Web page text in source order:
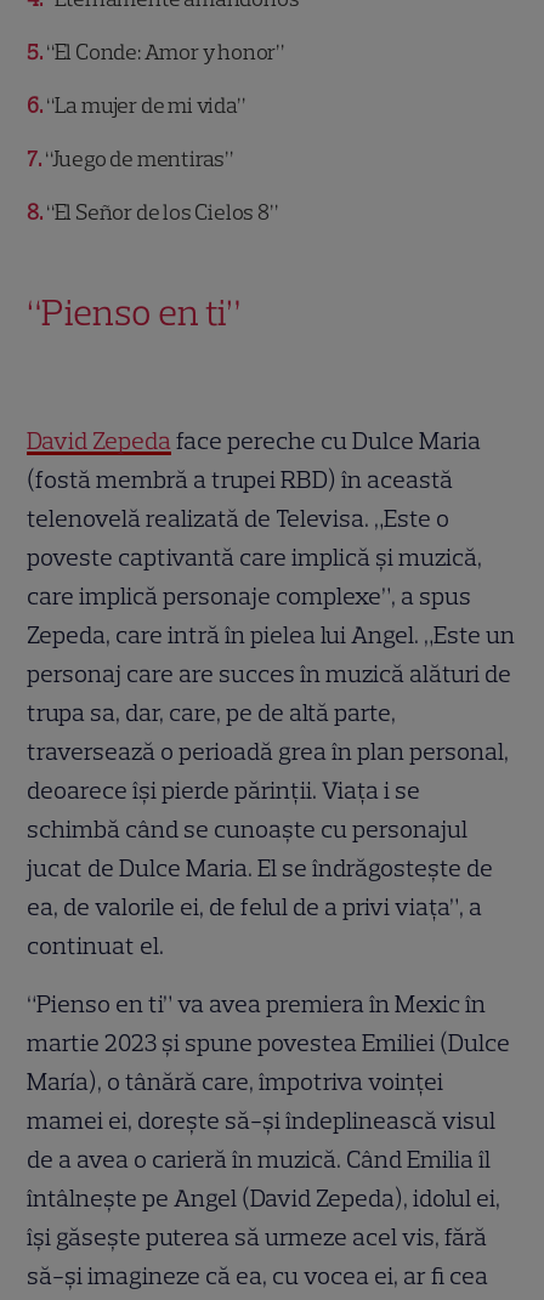
5 “El Conde: Amor y honor”
6 “La mujer de mi vida”
7 “Juego de mentiras”
8 “El Señor de los Cielos 8”
“Pienso en ti”
David Zepeda face pereche cu Dulce Maria
(fostă membră a trupei RBD) în această
telenovelă realizată de Televisa. „Este o
poveste captivantă care implică și muzică,
care implică personaje complexe”, a spus
Zepeda, care intră în pielea lui Angel. „Este un
personaj care are succes în muzică alături de
trupa sa, dar, care, pe de altă parte,
traversează o perioadă grea în plan personal,
deoarece își pierde părinții. Viața i se
schimbă când se cunoaște cu personajul
jucat de Dulce Maria. El se îndrăgostește de
ea, de valorile ei, de felul de a privi viața”, a
continuat el.
“Pienso en ti” va avea premiera în Mexic în
martie 2023 și spune povestea Emiliei (Dulce
María), o tânără care, împotriva voinței
mamei ei, dorește să-și îndeplinească visul
de a avea o carieră în muzică. Când Emilia îl
întâlnește pe Angel (David Zepeda), idolul ei,
își găsește puterea să urmeze acel vis, fără
să-și imagineze că ea, cu vocea ei, ar fi cea